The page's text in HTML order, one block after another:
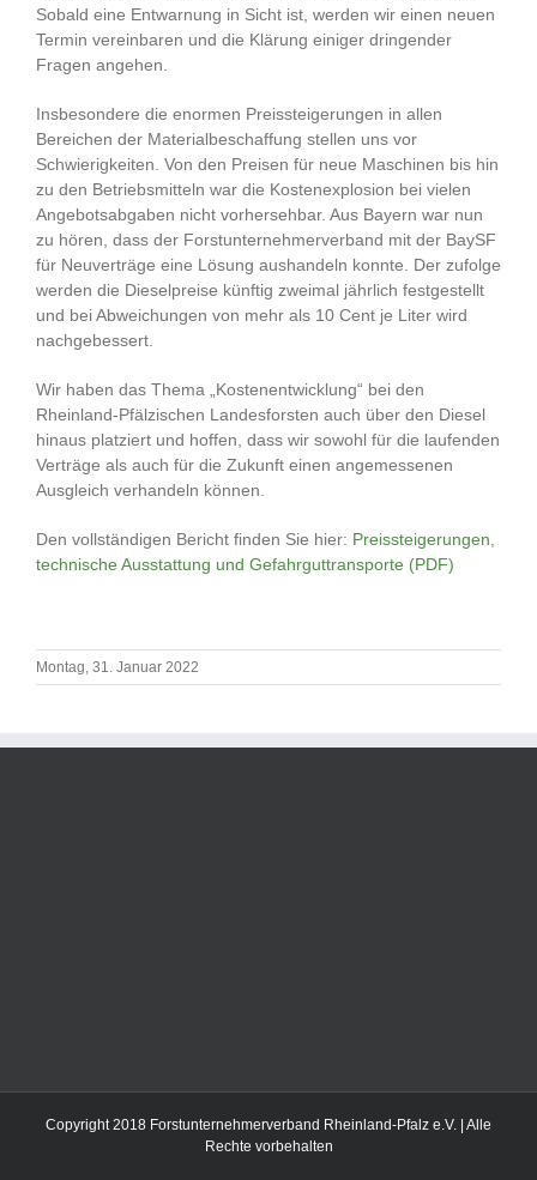
Sobald eine Entwarnung in Sicht ist, werden wir einen neuen
Termin vereinbaren und die Klärung einiger dringender
Fragen angehen.
Insbesondere die enormen Preissteigerungen in allen
Bereichen der Materialbeschaffung stellen uns vor
Schwierigkeiten. Von den Preisen für neue Maschinen bis hin
zu den Betriebsmitteln war die Kostenexplosion bei vielen
Angebotsabgaben nicht vorhersehbar. Aus Bayern war nun
zu hören, dass der Forstunternehmerverband mit der BaySF
für Neuverträge eine Lösung aushandeln konnte. Der zufolge
werden die Dieselpreise künftig zweimal jährlich festgestellt
und bei Abweichungen von mehr als 10 Cent je Liter wird
nachgebessert.
Wir haben das Thema „Kostenentwicklung“ bei den
Rheinland-Pfälzischen Landesforsten auch über den Diesel
hinaus platziert und hoffen, dass wir sowohl für die laufenden
Verträge als auch für die Zukunft einen angemessenen
Ausgleich verhandeln können.
Den vollständigen Bericht finden Sie hier: Preissteigerungen,
technische Ausstattung und Gefahrguttransporte (PDF)
Montag, 31. Januar 2022
Copyright 2018 Forstunternehmerverband Rheinland-Pfalz e.V. | Alle
Rechte vorbehalten